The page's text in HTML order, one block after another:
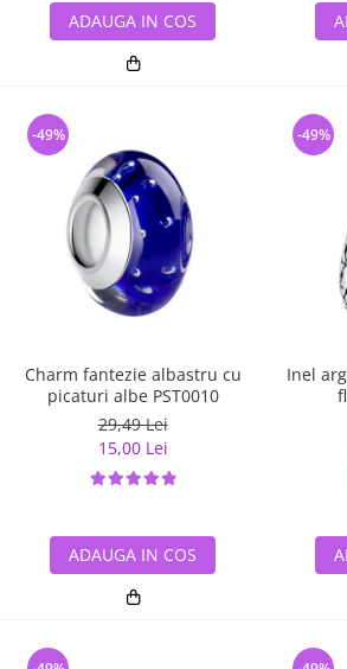
ADAUGA IN COS
Charm fantezie albastru cu
picaturi albe PST0010
29,49 Lei
15,00 Lei
-49%
ADAUGA IN COS
Inel
-49%